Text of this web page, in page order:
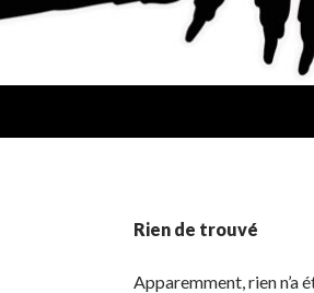
Rien de trouvé
Apparemment, rien n’a